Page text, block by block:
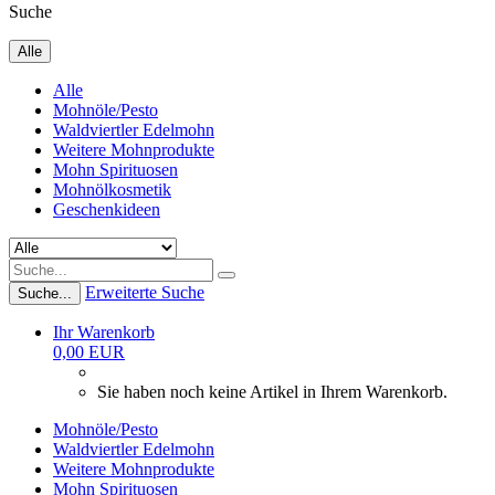
Suche
Alle
Alle
Mohnöle/Pesto
Waldviertler Edelmohn
Weitere Mohnprodukte
Mohn Spirituosen
Mohnölkosmetik
Geschenkideen
Suche... Erweiterte Suche
Ihr Warenkorb
0,00 EUR
Sie haben noch keine Artikel in Ihrem Warenkorb.
Mohnöle/Pesto
Waldviertler Edelmohn
Weitere Mohnprodukte
Mohn Spirituosen